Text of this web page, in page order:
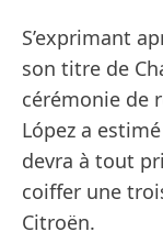
S’exprimant
son titre de
cérémonie de
López a
devra à tout
coiffer une
Citroën.